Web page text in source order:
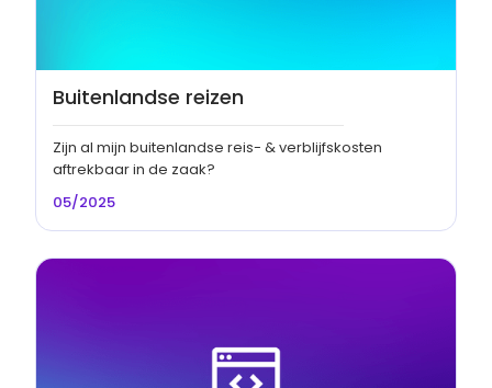
Buitenlandse reizen
Zijn al mijn buitenlandse reis- & verblijfskosten
aftrekbaar in de zaak?
05/2025